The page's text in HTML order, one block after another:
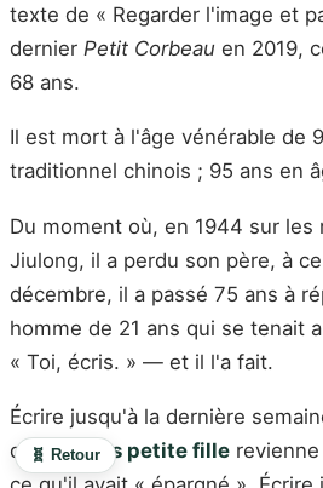
texte de « Regarder l'image et
dernier Petit Corbeau en 2019,
68 ans.
Il est mort à l'âge vénérable de
traditionnel chinois ; 95 ans en
Du moment où, en 1944 sur les
Jiulong, il a perdu son père, à
décembre, il a passé 75 ans à
homme de 21 ans qui se tenait
« Toi, écris. » — et il l'a fait.
Écrire jusqu'à la dernière
quesa plus petite fille
🧬 Retour